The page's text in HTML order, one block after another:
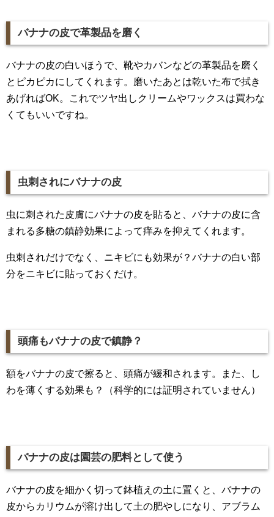
バナナの皮で革製品を磨く
バナナの皮の白いほうで、靴やカバンなどの革製品を磨く
とピカピカにしてくれます。磨いたあとは乾いた布で拭き
あげればOK。これでツヤ出しクリームやワックスは買わな
くてもいいですね。
虫刺されにバナナの皮
虫に刺された皮膚にバナナの皮を貼ると、バナナの皮に含
まれる多糖の鎮静効果によって痒みを抑えてくれます。
虫刺されだけでなく、ニキビにも効果が？バナナの白い部
分をニキビに貼っておくだけ。
頭痛もバナナの皮で鎮静？
額をバナナの皮で擦ると、頭痛が緩和されます。また、し
わを薄くする効果も？（科学的には証明されていません）
バナナの皮は園芸の肥料として使う
バナナの皮を細かく切って鉢植えの土に置くと、バナナの
皮からカリウムが溶け出して土の肥やしになり、アブラム